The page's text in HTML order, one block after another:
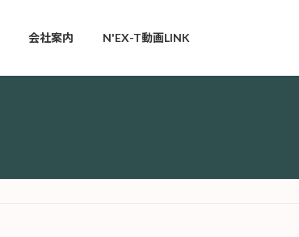
会社案内 N'EX-T動画LINK